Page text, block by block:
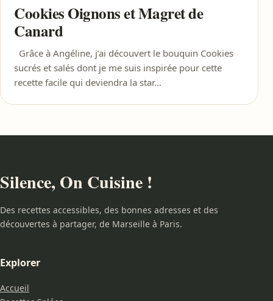
Cookies Oignons et Magret de
Canard
Grâce à Angéline, j’ai découvert le bouquin Cookies
sucrés et salés dont je me suis inspirée pour cette
recette facile qui deviendra la star…
Silence, On Cuisine !
Des recettes accessibles, des bonnes adresses et des
découvertes à partager, de Marseille à Paris.
Explorer
Accueil